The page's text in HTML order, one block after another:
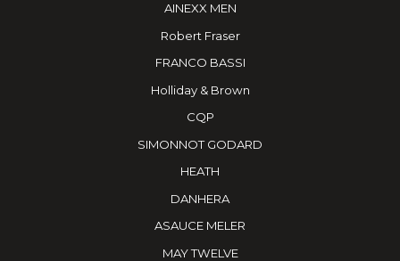
AINEXX MEN
Robert Fraser
FRANCO BASSI
Holliday & Brown
CQP
SIMONNOT GODARD
HEATH
DANHERA
ASAUCE MELER
MAY TWELVE